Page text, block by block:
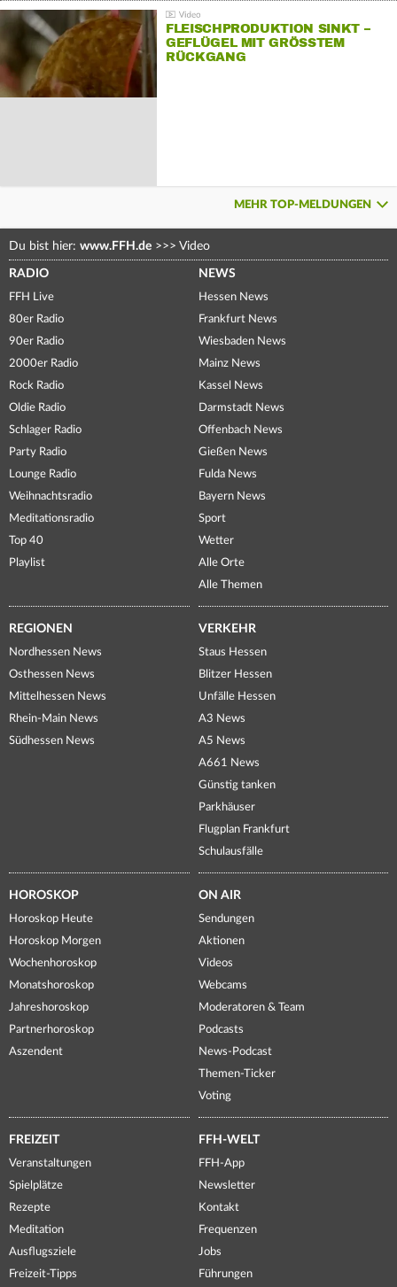
FLEISCHPRODUKTION SINKT –
GEFLÜGEL MIT GRÖSSTEM R
ÜCKGANG
MEHR TOP-MELDUNGEN
Du bist hier: www.FFH.de >>> Video
RADIO
FFH Live
80er Radio
90er Radio
2000er Radio
Rock Radio
Oldie Radio
Schlager Radio
Party Radio
Lounge Radio
Weihnachtsradio
Meditationsradio
Top 40
Playlist
NEWS
Hessen News
Frankfurt News
Wiesbaden News
Mainz News
Kassel News
Darmstadt News
Offenbach News
Gießen News
Fulda News
Bayern News
Sport
Wetter
Alle Orte
Alle Themen
REGIONEN
Nordhessen News
Osthessen News
Mittelhessen News
Rhein-Main News
Südhessen News
VERKEHR
Staus Hessen
Blitzer Hessen
Unfälle Hessen
A3 News
A5 News
A661 News
Günstig tanken
Parkhäuser
Flugplan Frankfurt
Schulausfälle
HOROSKOP
Horoskop Heute
Horoskop Morgen
Wochenhoroskop
Monatshoroskop
Jahreshoroskop
Partnerhoroskop
Aszendent
ON AIR
Sendungen
Aktionen
Videos
Webcams
Moderatoren & Team
Podcasts
News-Podcast
Themen-Ticker
Voting
FREIZEIT
Veranstaltungen
Spielplätze
Rezepte
Meditation
Ausflugsziele
Freizeit-Tipps
FFH-WELT
FFH-App
Newsletter
Kontakt
Frequenzen
Jobs
Führungen